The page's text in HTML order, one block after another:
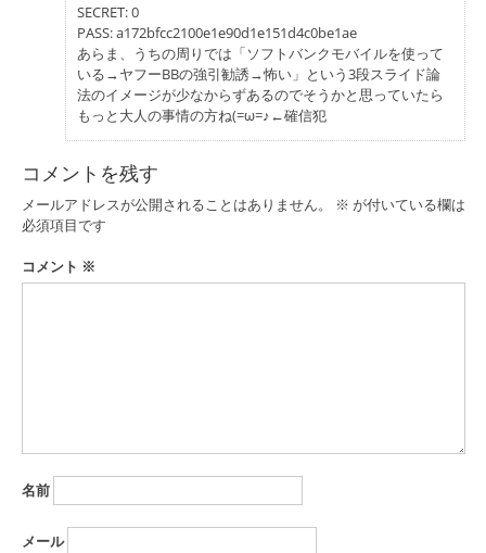
SECRET: 0
PASS: a172bfcc2100e1e90d1e151d4c0be1ae
あらま、うちの周りでは「ソフトバンクモバイルを使って
いる→ヤフーBBの強引勧誘→怖い」という3段スライド論
法のイメージが少なからずあるのでそうかと思っていたら
もっと大人の事情の方ね(=ω=♪←確信犯
コメントを残す
メールアドレスが公開されることはありません。 ※ が付いている欄は
必須項目です
コメント ※
名前
メール